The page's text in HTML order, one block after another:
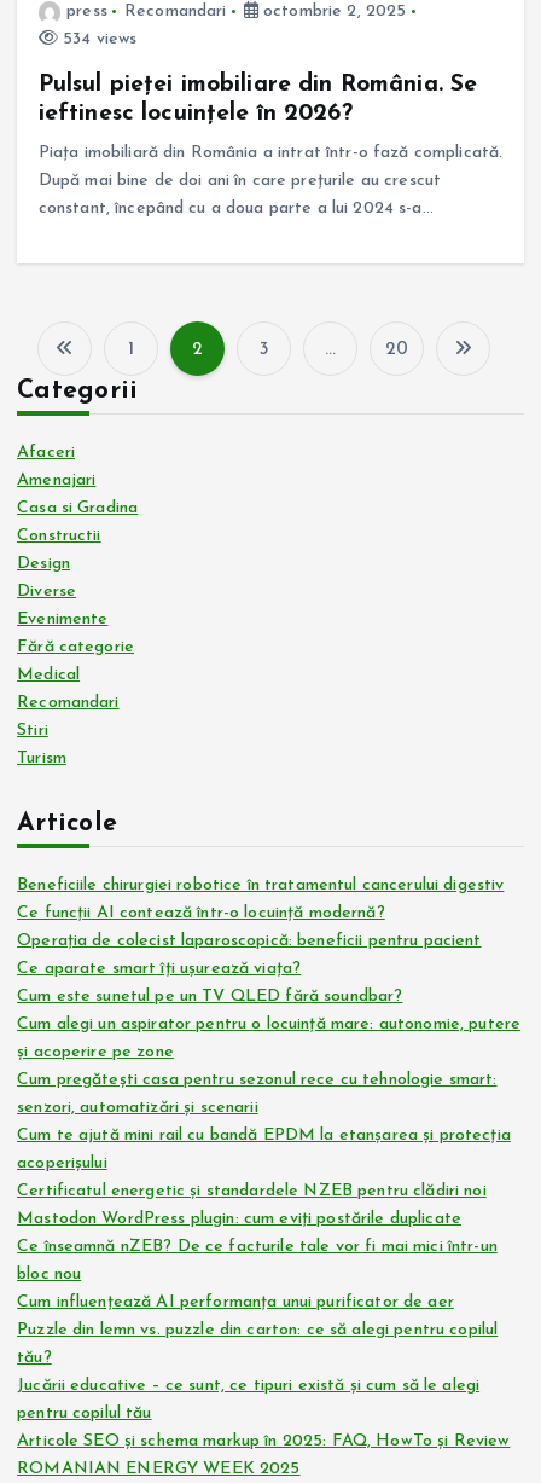
press Recomandari
octombrie 2, 2025
534 views
Pulsul pieței imobiliare din România. Se
ieftinesc locuințele în 2026?
Piața imobiliară din România a intrat într-o fază complicată.
După mai bine de doi ani în care prețurile au crescut
constant, începând cu a doua parte a lui 2024 s-a…
a
r
t
i
c
o
l
e
1 2 3 … 20
Categorii
Afaceri
Amenajari
Casa si Gradina
Constructii
Design
Diverse
Evenimente
Fără categorie
Medical
Recomandari
Stiri
Turism
Articole
Beneficiile chirurgiei robotice în tratamentul cancerului digestiv
Ce funcții AI contează într-o locuință modernă?
Operația de colecist laparoscopică: beneficii pentru pacient
Ce aparate smart îți ușurează viața?
Cum este sunetul pe un TV QLED fără soundbar?
Cum alegi un aspirator pentru o locuință mare: autonomie, putere
și acoperire pe zone
Cum pregătești casa pentru sezonul rece cu tehnologie smart:
senzori, automatizări și scenarii
Cum te ajută mini rail cu bandă EPDM la etanșarea și protecția
acoperișului
Certificatul energetic și standardele NZEB pentru clădiri noi
Mastodon WordPress plugin: cum eviți postările duplicate
Ce înseamnă nZEB? De ce facturile tale vor fi mai mici într-un
bloc nou
Cum influențează AI performanța unui purificator de aer
Puzzle din lemn vs. puzzle din carton: ce să alegi pentru copilul
tău?
Jucării educative – ce sunt, ce tipuri există și cum să le alegi
pentru copilul tău
Articole SEO și schema markup în 2025: FAQ, HowTo și Review
ROMANIAN ENERGY WEEK 2025